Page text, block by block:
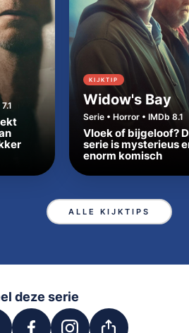
KIJKTIP
Widow's Bay
Serie • Horror • IMDb 8.1
Vloek of bijgeloof?
serie is mysterieus
enorm komisch
ALLE KIJKTIPS
deze serie